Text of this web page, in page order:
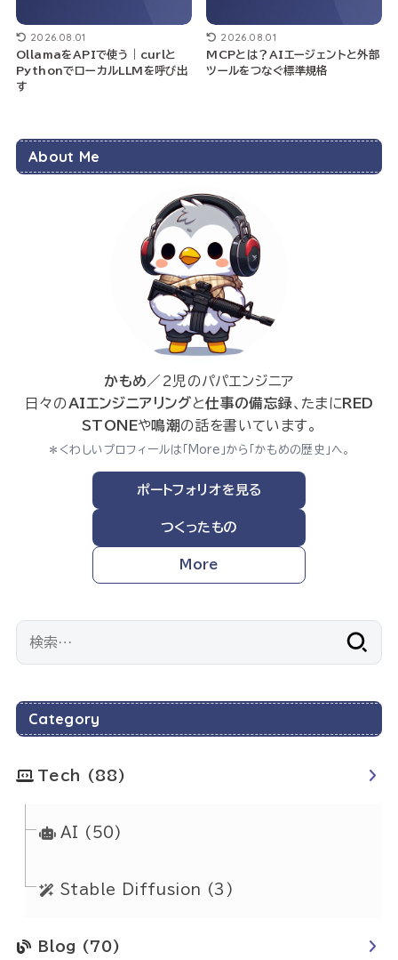
2026.08.01
OllamaをAPIで使う｜curlと
PythonでローカルLLMを呼び出
す
2026.08.01
MCPとは？AIエージェントと外部
ツールをつなぐ標準規格
About Me
かもめ ／2児のパパエンジニア
日々のAIエンジニアリングと仕事の備忘録、たまに RED
STONEや鳴潮の話を書いています。
＊くわしいプロフィールは「More」から「かもめの歴史」へ。
ポートフォリオを見る
つくったもの
More
Category
Tech (88)
AI (50)
Stable Diffusion (3)
Blog (70)